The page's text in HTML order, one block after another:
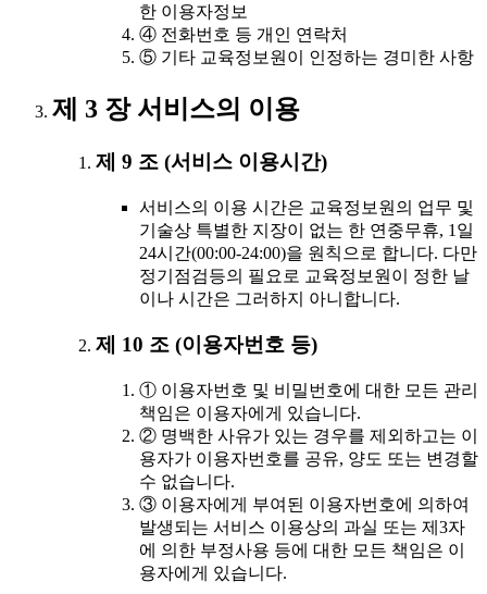
한 이용자정보
④ 전화번호 등 개인 연락처
⑤ 기타 교육정보원이 인정하는 경미한 사항
제 3 장 서비스의 이용
제 9 조 (서비스 이용시간)
서비스의 이용 시간은 교육정보원의 업무 및
기술상 특별한 지장이 없는 한 연중무휴, 1일
24시간(00:00-24:00)을 원칙으로 합니다. 다만
정기점검등의 필요로 교육정보원이 정한 날
이나 시간은 그러하지 아니합니다.
제 10 조 (이용자번호 등)
① 이용자번호 및 비밀번호에 대한 모든 관리
책임은 이용자에게 있습니다.
② 명백한 사유가 있는 경우를 제외하고는 이
용자가 이용자번호를 공유, 양도 또는 변경할
수 없습니다.
③ 이용자에게 부여된 이용자번호에 의하여
발생되는 서비스 이용상의 과실 또는 제3자
에 의한 부정사용 등에 대한 모든 책임은 이
용자에게 있습니다.